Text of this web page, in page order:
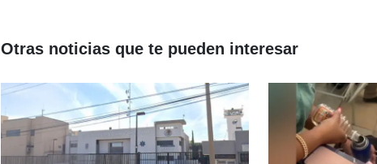
Otras noticias que te pueden interesar